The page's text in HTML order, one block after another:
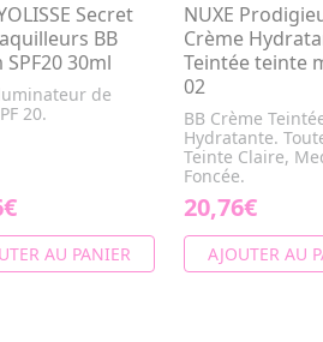
Secret
BB
SPF20 30ml
de
20.
AU PANIER
NUXE
Crème
Teintée teinte
02
BB Crème
Hydratante.
Teinte Claire,
Foncée.
20,76€
AJOUTER AU